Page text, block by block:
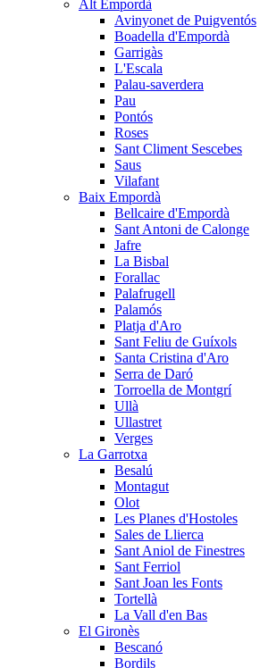
Alt Empordà
Avinyonet de Puigventós
Boadella d'Empordà
Garrigàs
L'Escala
Palau-saverdera
Pau
Pontós
Roses
Sant Climent Sescebes
Saus
Vilafant
Baix Empordà
Bellcaire d'Empordà
Sant Antoni de Calonge
Jafre
La Bisbal
Forallac
Palafrugell
Palamós
Platja d'Aro
Sant Feliu de Guíxols
Santa Cristina d'Aro
Serra de Daró
Torroella de Montgrí
Ullà
Ullastret
Verges
La Garrotxa
Besalú
Montagut
Olot
Les Planes d'Hostoles
Sales de Llierca
Sant Aniol de Finestres
Sant Ferriol
Sant Joan les Fonts
Tortellà
La Vall d'en Bas
El Gironès
Bescanó
Bordils